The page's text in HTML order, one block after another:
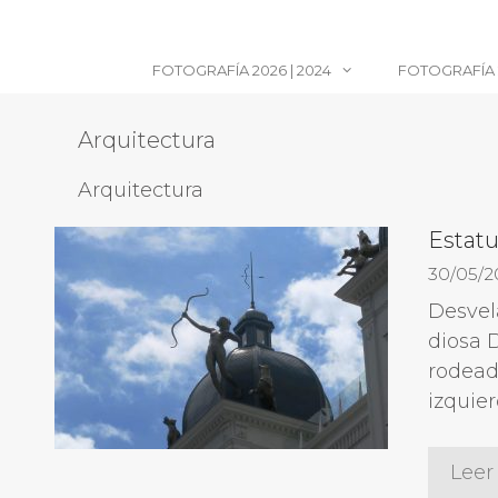
FOTOGRAFÍA 2026 | 2024 FOTOGRAFÍA
Arquitectura
Arquitectura
30/05/
diosa